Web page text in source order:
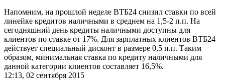
Напомним, на прошлой неделе ВТБ24 снизил ставки по всей
линейке кредитов наличными в среднем на 1,5-2 п.п. На
сегодняшний день кредиты наличными доступны для
клиентов по ставке от 17%. Для зарплатных клиентов ВТБ24
действует специальный дисконт в размере 0,5 п.п. Таким
образом, минимальная ставка по кредиту наличными для
данной категории клиентов составляет 16,5%.
12:13, 02 сентября 2015